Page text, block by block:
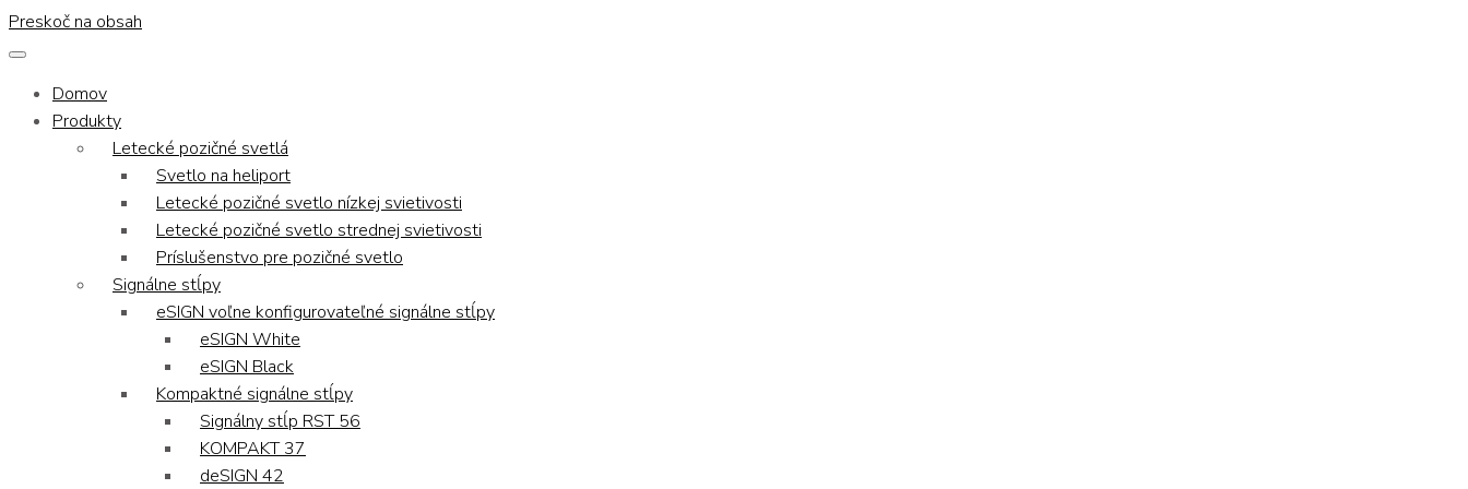
Preskoč na obsah
Domov
Produkty
Letecké pozičné svetlá
Svetlo na heliport
Letecké pozičné svetlo nízkej svietivosti
Letecké pozičné svetlo strednej svietivosti
Príslušenstvo pre pozičné svetlo
Signálne stĺpy
eSIGN voľne konfigurovateľné signálne stĺpy
eSIGN White
eSIGN Black
Kompaktné signálne stĺpy
Signálny stĺp RST 56
KOMPAKT 37
deSIGN 42